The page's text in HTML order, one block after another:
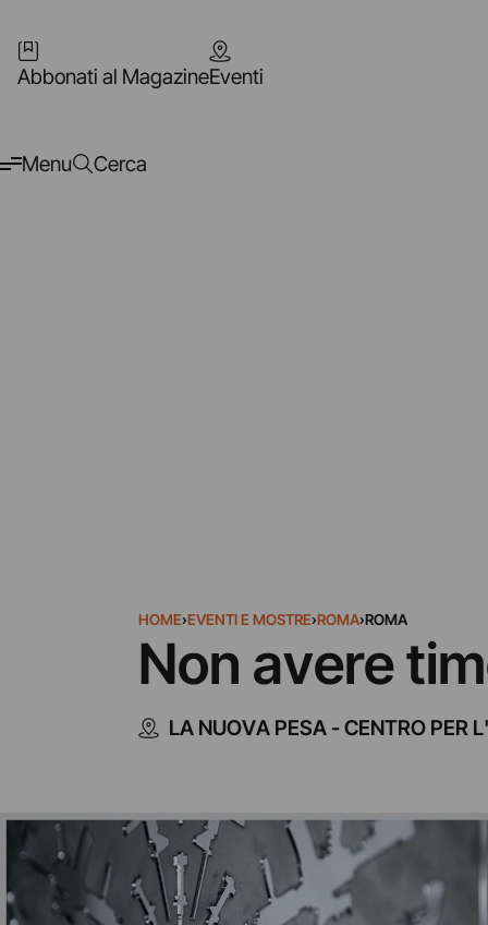
Abbonati al MagazineEventi
Menu Cerca
HOME›EVENTI E MOSTRE›ROMA›ROMA
Non avere
LA NUOVA PESA - CENTRO PER